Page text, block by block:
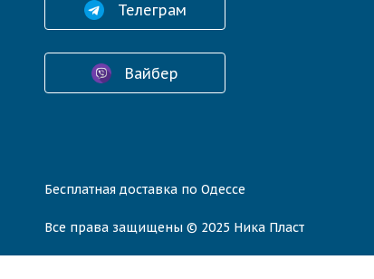
Телеграм
Вайбер
Бесплатная доставка по Одессе
Все права защищены © 2025 Ника Пласт